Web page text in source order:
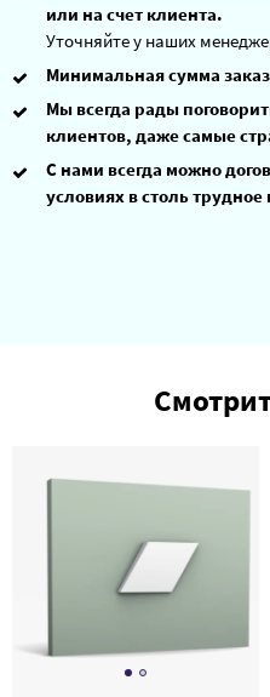
или на счет клиента.
Уточняйте у наших
Минимальная сумма
Мы всегда рады
клиентов, даже самые
С нами всегда можно
условиях в столь трудное